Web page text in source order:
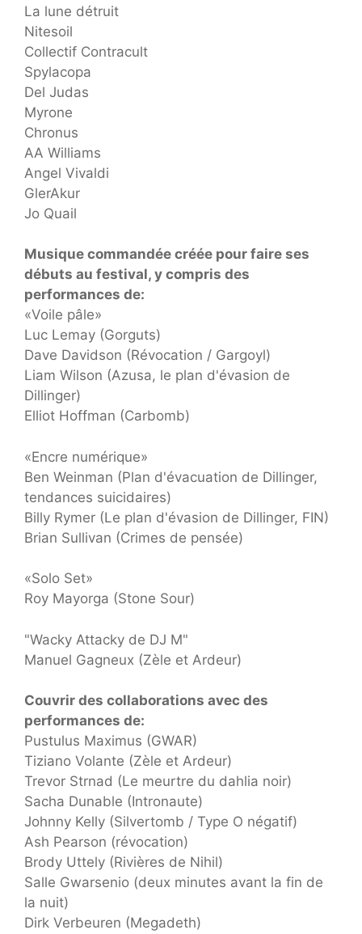
La lune détruit
Nitesoil
Collectif Contracult
Spylacopa
Del Judas
Myrone
Chronus
AA Williams
Angel Vivaldi
GlerAkur
Jo Quail
Musique commandée créée pour faire ses
débuts au festival, y compris des
performances de:
«Voile pâle»
Luc Lemay (Gorguts)
Dave Davidson (Révocation / Gargoyl)
Liam Wilson (Azusa, le plan d'évasion de
Dillinger)
Elliot Hoffman (Carbomb)
«Encre numérique»
Ben Weinman (Plan d'évacuation de Dillinger,
tendances suicidaires)
Billy Rymer (Le plan d'évasion de Dillinger, FIN)
Brian Sullivan (Crimes de pensée)
«Solo Set»
Roy Mayorga (Stone Sour)
"Wacky Attacky de DJ M"
Manuel Gagneux (Zèle et Ardeur)
Couvrir des collaborations avec des
performances de:
Pustulus Maximus (GWAR)
Tiziano Volante (Zèle et Ardeur)
Trevor Strnad (Le meurtre du dahlia noir)
Sacha Dunable (Intronaute)
Johnny Kelly (Silvertomb / Type O négatif)
Ash Pearson (révocation)
Brody Uttely (Rivières de Nihil)
Salle Gwarsenio (deux minutes avant la fin de
la nuit)
Dirk Verbeuren (Megadeth)